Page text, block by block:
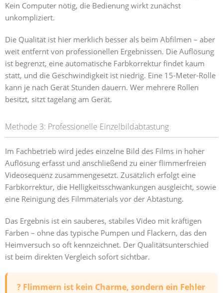
Kein Computer nötig, die Bedienung wirkt zunächst
unkompliziert.
Die Qualität ist hier merklich besser als beim Abfilmen – aber
weit entfernt von professionellen Ergebnissen. Die Auflösung
ist begrenzt, eine automatische Farbkorrektur findet kaum
statt, und die Geschwindigkeit ist niedrig. Eine 15-Meter-Rolle
kann je nach Gerät Stunden dauern. Wer mehrere Rollen
besitzt, sitzt tagelang am Gerät.
Methode 3: Professionelle Einzelbildabtastung
Im Fachbetrieb wird jedes einzelne Bild des Films in hoher
Auflösung erfasst und anschließend zu einer flimmerfreien
Videosequenz zusammengesetzt. Zusätzlich erfolgt eine
Farbkorrektur, die Helligkeitsschwankungen ausgleicht, sowie
eine Reinigung des Filmmaterials vor der Abtastung.
Das Ergebnis ist ein sauberes, stabiles Video mit kräftigen
Farben – ohne das typische Pumpen und Flackern, das den
Heimversuch so oft kennzeichnet. Der Qualitätsunterschied
ist beim direkten Vergleich sofort sichtbar.
? Flimmern ist kein Charme, sondern ein Fehler